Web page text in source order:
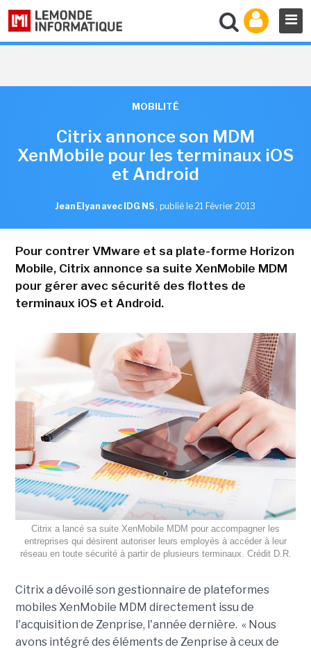
MOBILITÉ
Citrix annonce son MDM
XenMobile pour les terminaux iOS
et Android
Jean Elyan avec IDG NS , publié le 21 Février 2013
Pour contrer VMware et sa plate-forme Horizon
Mobile, Citrix annonce sa suite XenMobile MDM
pour gérer avec sécurité des flottes de
terminaux iOS et Android.
Citrix a lancé sa suite XenMobile MDM pour accompagner les
entreprises qui désirent autoriser leurs employés à accéder à leur
réseau en toute sécurité à partir de plusieurs terminaux. Crédit D.R.
Citrix a dévoilé son gestionnaire de plateformes
mobiles XenMobile MDM directement issu de
l'acquisition de Zenprise, l'année dernière. « Nous
avons intégré des éléments de Zenprise à ceux de